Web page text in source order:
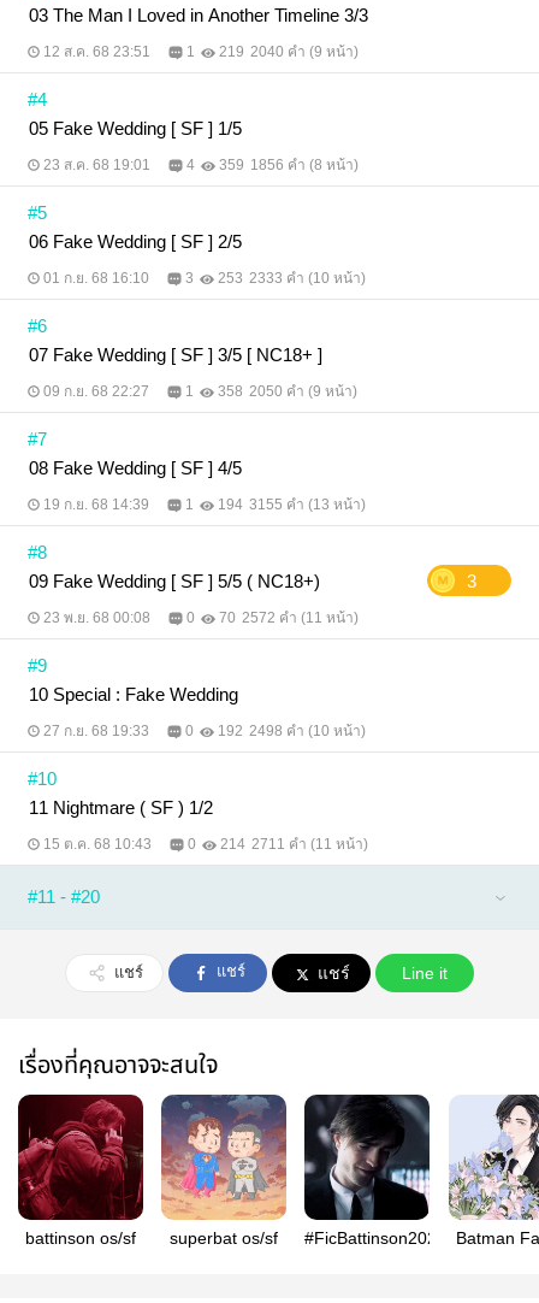
03 The Man I Loved in Another Timeline 3/3
12 ส.ค. 68 23:51 1 219 2040 คำ (9 หน้า)
#4
05 Fake Wedding [ SF ] 1/5
23 ส.ค. 68 19:01 4 359 1856 คำ (8 หน้า)
#5
06 Fake Wedding [ SF ] 2/5
01 ก.ย. 68 16:10 3 253 2333 คำ (10 หน้า)
#6
07 Fake Wedding [ SF ] 3/5 [ NC18+ ]
09 ก.ย. 68 22:27 1 358 2050 คำ (9 หน้า)
#7
08 Fake Wedding [ SF ] 4/5
19 ก.ย. 68 14:39 1 194 3155 คำ (13 หน้า)
#8
09 Fake Wedding [ SF ] 5/5 ( NC18+)
3
23 พ.ย. 68 00:08 0 70 2572 คำ (11 หน้า)
#9
10 Special : Fake Wedding
27 ก.ย. 68 19:33 0 192 2498 คำ (10 หน้า)
#10
11 Nightmare ( SF ) 1/2
15 ต.ค. 68 10:43 0 214 2711 คำ (11 หน้า)
#11 - #20
แชร์ แชร์ แชร์ Line it
เรื่องที่คุณอาจจะสนใจ
battinson os/sf superbat os/sf #FicBattinson2022
Batman